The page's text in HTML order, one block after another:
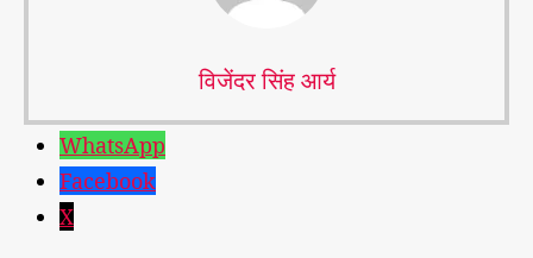
विजेंदर सिंह आर्य
WhatsApp
Facebook
X